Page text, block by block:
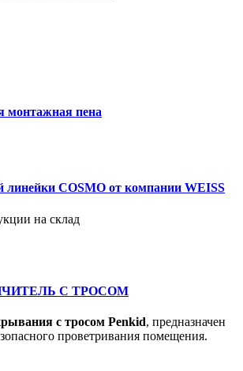
монтажная пена
линейки COSMO от компании WEISS
на склад
С ТРОСОМ
с тросом Penkid, предназначен
проветривания помещения.